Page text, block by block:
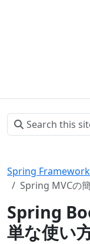
Spring Framework
Spring MVCの
Spring
単な使い